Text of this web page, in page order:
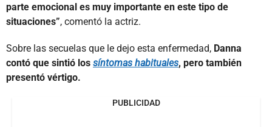
parte emocional es muy importante en este tipo de
situaciones”, comentó la actriz.
Sobre las secuelas que le dejo esta enfermedad, Danna
contó que sintió los síntomas habituales, pero también
presentó vértigo.
PUBLICIDAD